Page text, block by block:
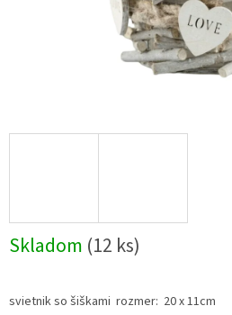
Skladom (12 ks)
svietnik so šiškami rozmer: 20 x 11cm